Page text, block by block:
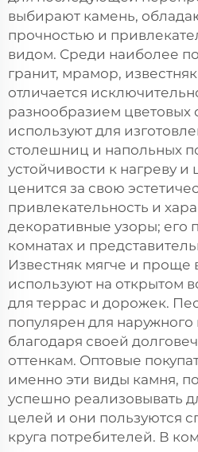
выбирают камень,
прочностью и
видом. Среди наиболее
гранит, мрамор,
отличается
разнообразием цветовых
используют для
столешниц и напольных
устойчивости к нагреву
ценится за свою
привлекательность и
декоративные узоры; его
комнатах и
Известняк мягче и проще
используют на открытом
для террас и дорожек.
популярен для
благодаря своей
оттенкам. Оптовые
именно эти виды камня,
успешно реализовывать
целей и они пользуются
круга потребителей. В